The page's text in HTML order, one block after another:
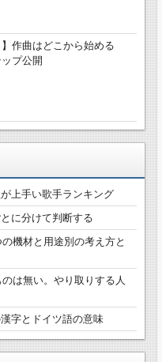
】作曲はどこから始める
プ公開
上手い歌手ランキング
に分けて判断する
機材と用途別の考え方と
は無い。やり取りする人
字とドイツ語の意味